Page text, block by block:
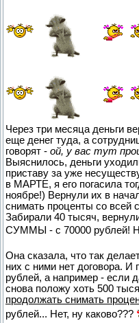
Через три месяца деньги
еще денег туда, а
говорят - ой, у вас тут
Выяснилось, деньги
приставу за уже
в МАРТЕ, я его погасила
ноябре!) Вернули их в
снимать проценты со всей
Забирали 40 тысяч,
СУММЫ - с 70000 рублей!
Она сказала, что так
них с ними нет договора. И
рублей, а например - если
снова положу хоть 500
продолжать снимать
рублей... Нет, ну каково???